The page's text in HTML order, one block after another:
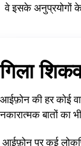
वे इसके अनुप्रयोगों
गिला
आईफ़ोन की हर कोई
नकारात्मक बातों का
आईफ़ोन पर कई